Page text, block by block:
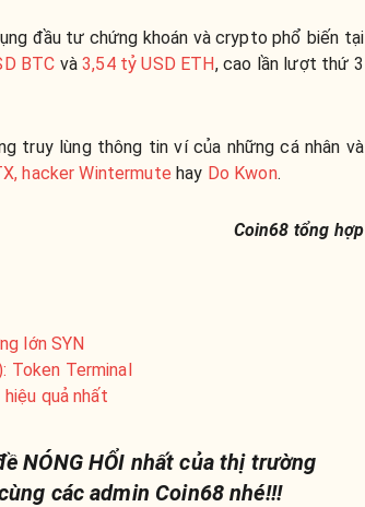
đầu tư chứng khoán và crypto phổ biến tại
BTC và3,54 tỷ USD ETH, cao lần lượt thứ 3
truy lùng thông tin ví của những cá nhân và
hacker Wintermute hay Do Kwon.
Coin68 tổng hợp
lớn SYN
Token Terminal
quả nhất
NÓNG HỔI nhất của thị trường
các admin Coin68 nhé!!!